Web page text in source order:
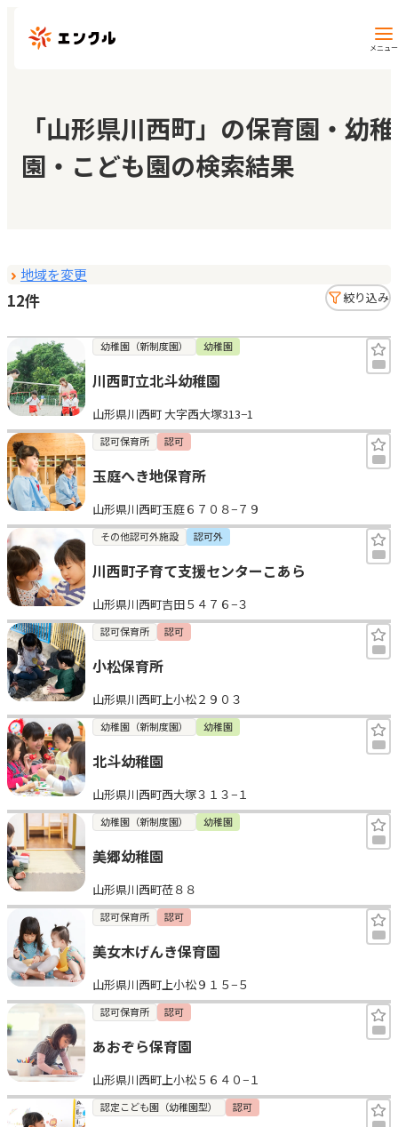
メニュー
保育園・幼稚園を探す
地図から探す
マイページ
お気に入り
見学日記
メッセージ
おすすめの園
エンクルの特徴と活用方法
コラム
お知らせ
「山形県川西町」の保育園・幼稚
園・こども園の検索結果
地域を変更
12件 絞り込み
幼稚園（新制度園） 幼稚園
川西町立北斗幼稚園
山形県川西町 大字西大塚313−1
認可保育所 認可
玉庭へき地保育所
山形県川西町玉庭６７０８−７９
その他認可外施設 認可外
川西町子育て支援センターこあら
山形県川西町吉田５４７６−３
認可保育所 認可
小松保育所
山形県川西町上小松２９０３
幼稚園（新制度園） 幼稚園
北斗幼稚園
山形県川西町西大塚３１３−１
幼稚園（新制度園） 幼稚園
美郷幼稚園
山形県川西町莅８８
認可保育所 認可
美女木げんき保育園
山形県川西町上小松９１５−５
認可保育所 認可
あおぞら保育園
山形県川西町上小松５６４０−１
認定こども園（幼稚園型） 認可